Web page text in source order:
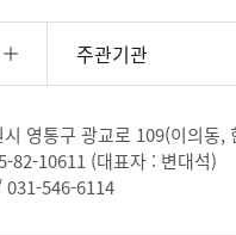
주관기관
영통구 광교로 109(이의동,
82-10611 (대표자 : 변대석)
546-6114